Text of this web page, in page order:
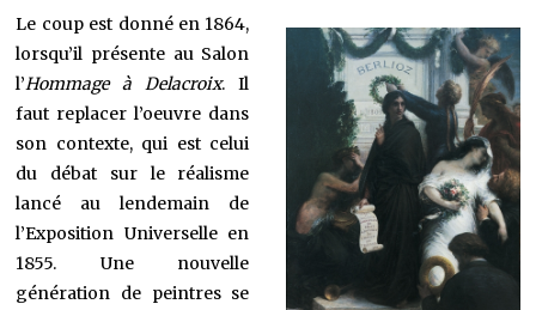
Le coup est donné en 1864,
lorsqu’il présente au Salon
l’Hommage à Delacroix. Il
faut replacer l’oeuvre dans
son contexte, qui est celui
du débat sur le réalisme
lancé au lendemain de
l’Exposition Universelle en
1855. Une nouvelle
génération de peintres se